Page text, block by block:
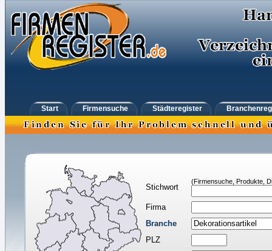
Start Firmensuche Städteregister
Stichwort
(Firmensuche, Produkte,
Firma
Branche
PLZ